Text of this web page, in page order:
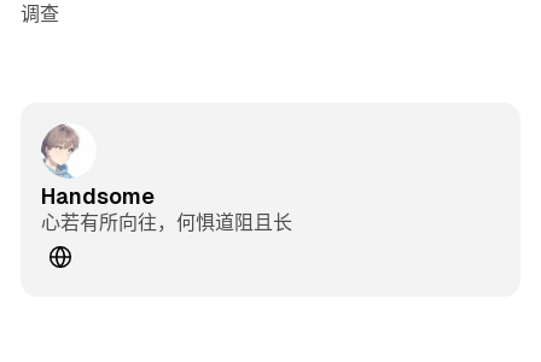
调查
Handsome
心若有所向往，何惧道阻且长
个人网站